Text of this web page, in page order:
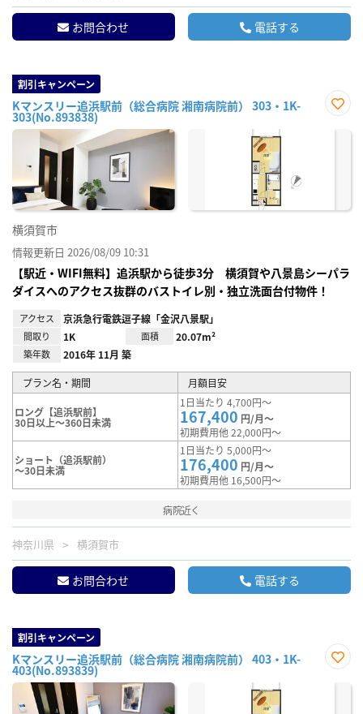
お問合わせ 電話する
割引キャンペーン
Kマンスリー追浜駅前（総合病院 湘南病院前） 303・1K-
303(No.893838)
に入
横須賀市
情報更新日 2026/08/09 10:31
【駅近・WIFI無料】追浜駅から徒歩3分 横須賀や八景島シーパラ
ダイスへのアクセス抜群のバストイレ別・独立洗面台付物件！
アクセス 京浜急行電鉄逗子線「金沢八景駅」
間取り 1K 面積 20.07m²
築年数 2016年 11月 築
プラン名・期間 月額目安
ロング【追浜駅前】
30日以上～360日未満
1日当たり 4,700円～
167,400 円/月～
初期費用他 22,000円～
ショート（追浜駅前）
～30日未満
1日当たり 5,000円～
176,400 円/月～
初期費用他 16,500円～
病院近く
神奈川県 横須賀市
お問合わせ 電話する
割引キャンペーン
Kマンスリー追浜駅前（総合病院 湘南病院前） 403・1K-
403(No.893839)
に入